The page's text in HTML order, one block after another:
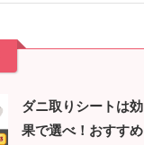
ダニ取りシートは効
果で選べ！おすすめ